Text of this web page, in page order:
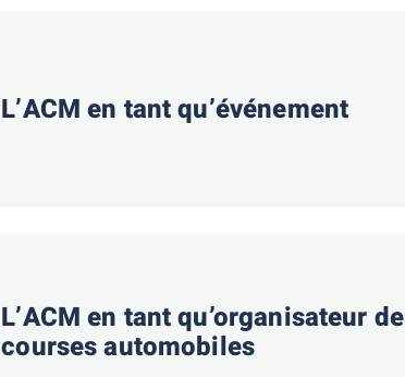
L’ACM en tant qu’événement
L’ACM en tant qu’organisateur de
courses automobiles